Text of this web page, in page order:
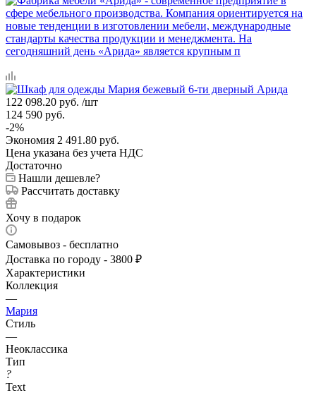
122 098.20 руб. /шт
124 590 руб.
-2%
Экономия 2 491.80 руб.
Цена указана без учета НДС
Достаточно
Нашли дешевле?
Рассчитать доставку
Хочу в подарок
Самовывоз - бесплатно
Доставка по городу - 3800 ₽
Характеристики
Коллекция
—
Мария
Стиль
—
Неоклассика
Тип
?
Text